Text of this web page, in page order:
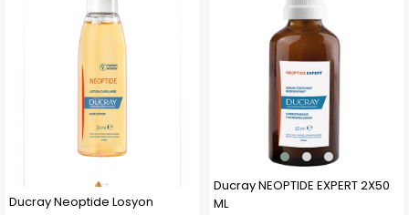
Ducray Neoptide Losyon
Ducray NEOPTIDE EXPERT 2X50
ML